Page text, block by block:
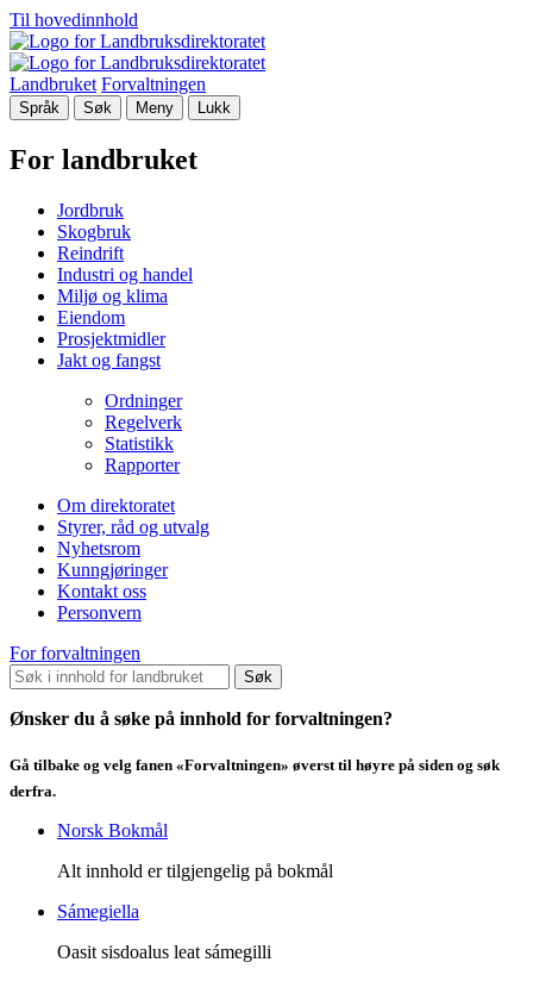
Til hovedinnhold
Landbruket Forvaltningen
Språk Søk Meny Lukk
For landbruket
Jordbruk
Skogbruk
Reindrift
Industri og handel
Miljø og klima
Eiendom
Prosjektmidler
Jakt og fangst
Ordninger
Regelverk
Statistikk
Rapporter
Om direktoratet
Styrer, råd og utvalg
Nyhetsrom
Kunngjøringer
Kontakt oss
Personvern
For forvaltningen
Søk
Ønsker du å søke på innhold for forvaltningen?
Gå tilbake og velg fanen «Forvaltningen» øverst til høyre på siden og søk
derfra.
Norsk Bokmål
Alt innhold er tilgjengelig på bokmål
Sámegiella
Oasit sisdoalus leat sámegilli